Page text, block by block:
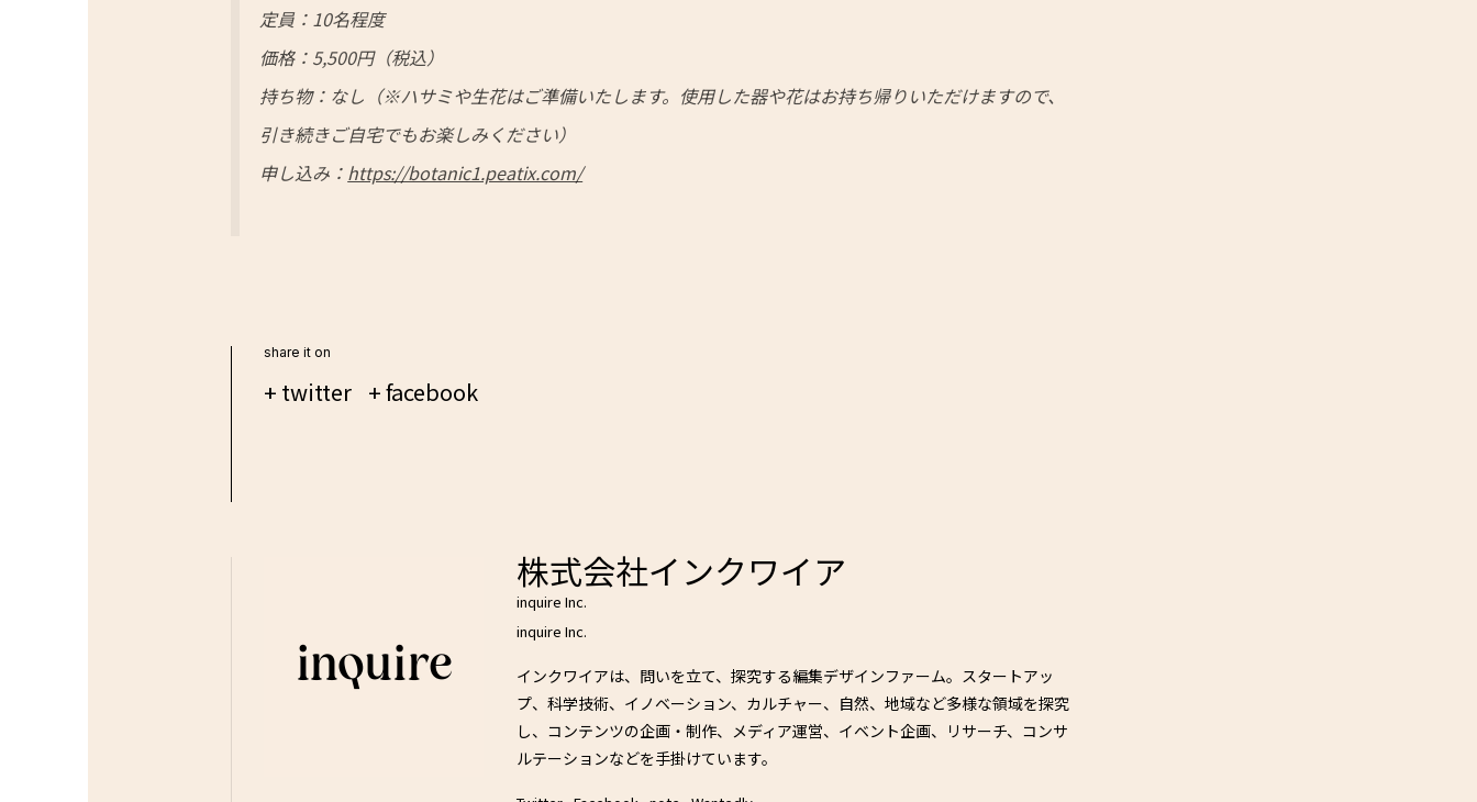
定員：10名程度
価格：5,500円（税込）
持ち物：なし（※ハサミや生花はご準備いたします。使用した器や花はお持ち帰りいただけますので、
引き続きご自宅でもお楽しみください）
申し込み： https://botanic1.peatix.com/
share it on
+ twitter + facebook
株式会社インクワイア
inquire Inc.
inquire Inc.
インクワイアは、問いを立て、探究する編集デザインファーム。スタートアッ
プ、科学技術、イノベーション、カルチャー、自然、地域など多様な領域を探究
し、コンテンツの企画・制作、メディア運営、イベント企画、リサーチ、コンサ
ルテーションなどを手掛けています。